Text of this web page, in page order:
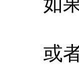
或者